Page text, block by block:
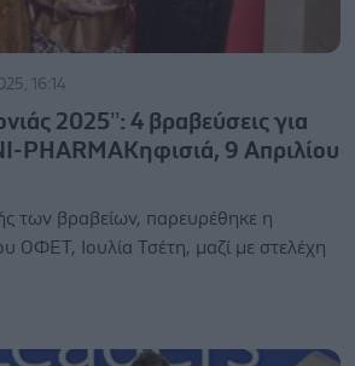
16:14
2025’’: 4 βραβεύσεις για
PHARMAΚηφισιά, 9 Απριλίου
των βραβείων, παρευρέθηκε η
ΟΦΕΤ, Ιουλία Τσέτη, μαζί με στελέχη